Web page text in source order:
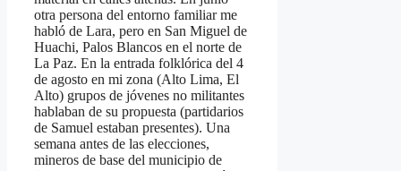
otra persona del entorno familiar me
habló de Lara, pero en San Miguel de
Huachi, Palos Blancos en el norte de
La Paz. En la entrada folklórica del 4
de agosto en mi zona (Alto Lima, El
Alto) grupos de jóvenes no militantes
hablaban de su propuesta (partidarios
de Samuel estaban presentes). Una
semana antes de las elecciones,
mineros de base del municipio de